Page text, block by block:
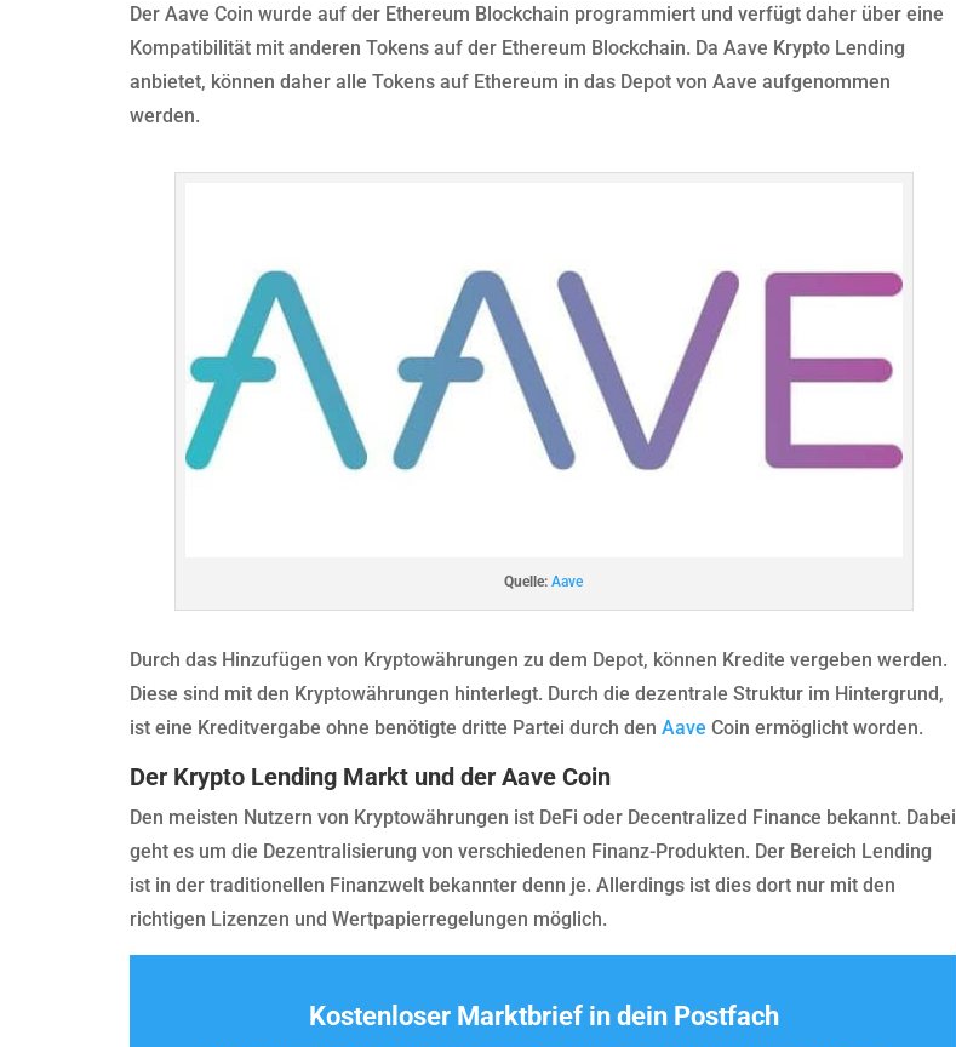
Der Aave Coin wurde auf der Ethereum Blockchain programmiert und verfügt daher über eine
Kompatibilität mit anderen Tokens auf der Ethereum Blockchain. Da Aave Krypto Lending
anbietet, können daher alle Tokens auf Ethereum in das Depot von Aave aufgenommen
werden.
Quelle: Aave
Durch das Hinzufügen von Kryptowährungen zu dem Depot, können Kredite vergeben werden.
Diese sind mit den Kryptowährungen hinterlegt. Durch die dezentrale Struktur im Hintergrund,
ist eine Kreditvergabe ohne benötigte dritte Partei durch denAave Coin ermöglicht worden.
Der Krypto Lending Markt und der Aave Coin
Den meisten Nutzern von Kryptowährungen ist DeFi oder Decentralized Finance bekannt. Dabei
geht es um die Dezentralisierung von verschiedenen Finanz-Produkten. Der Bereich Lending
ist in der traditionellen Finanzwelt bekannter denn je. Allerdings ist dies dort nur mit den
richtigen Lizenzen und Wertpapierregelungen möglich.
Kostenloser Marktbrief in dein Postfach